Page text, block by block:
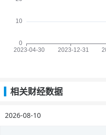
相关财经数据
2026-08-10